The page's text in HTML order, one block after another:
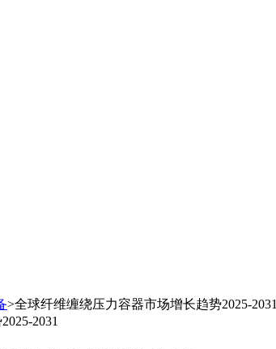
>全球纤维缠绕压力容器市场增长趋势2025-2031